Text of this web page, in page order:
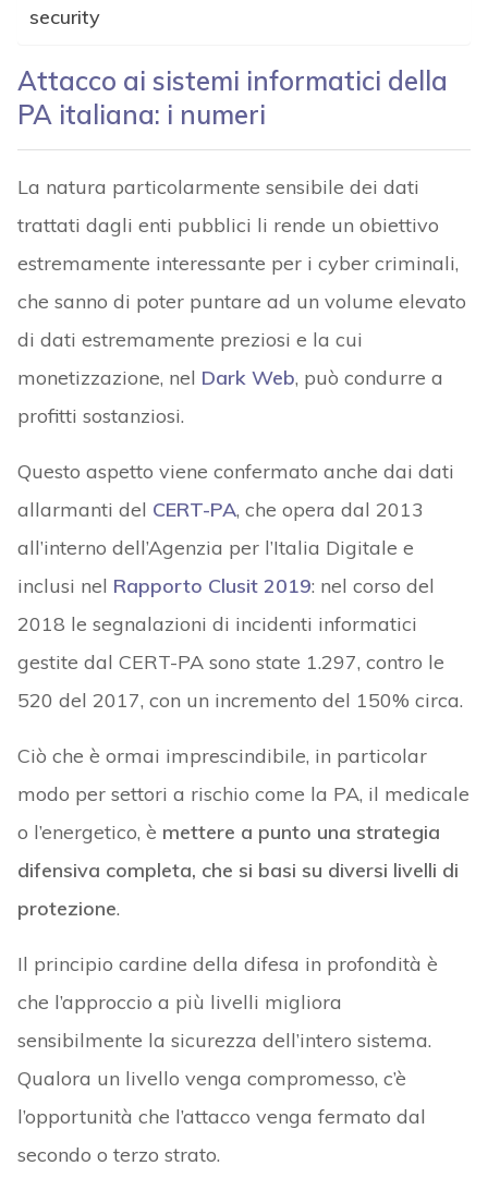
security
Attacco ai sistemi informatici della
PA italiana: i numeri
La natura particolarmente sensibile dei dati
trattati dagli enti pubblici li rende un obiettivo
estremamente interessante per i cyber criminali,
che sanno di poter puntare ad un volume elevato
di dati estremamente preziosi e la cui
monetizzazione, nel Dark Web, può condurre a
profitti sostanziosi.
Questo aspetto viene confermato anche dai dati
allarmanti del CERT-PA, che opera dal 2013
all’interno dell’Agenzia per l’Italia Digitale e
inclusi nel Rapporto Clusit 2019: nel corso del
2018 le segnalazioni di incidenti informatici
gestite dal CERT-PA sono state 1.297, contro le
520 del 2017, con un incremento del 150% circa.
Ciò che è ormai imprescindibile, in particolar
modo per settori a rischio come la PA, il medicale
o l’energetico, è mettere a punto una strategia
difensiva completa, che si basi su diversi livelli di
protezione.
Il principio cardine della difesa in profondità è
che l’approccio a più livelli migliora
sensibilmente la sicurezza dell’intero sistema.
Qualora un livello venga compromesso, c’è
l’opportunità che l’attacco venga fermato dal
secondo o terzo strato.